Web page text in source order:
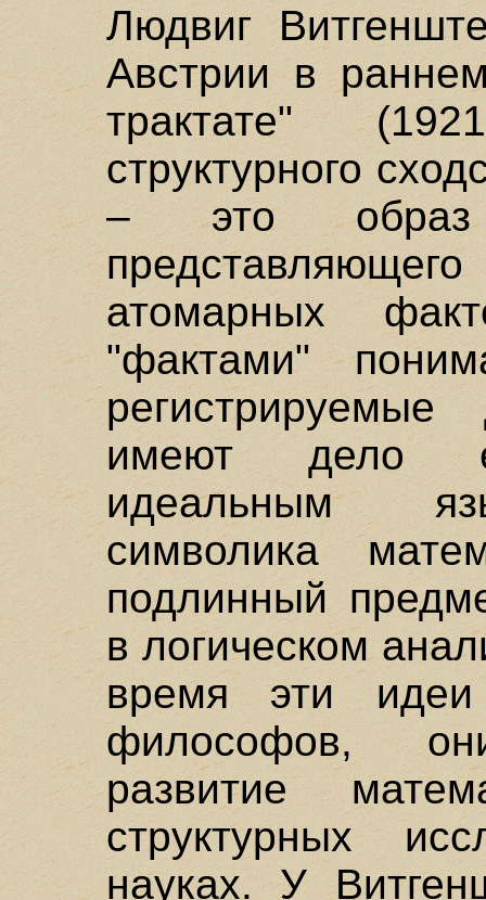
Людвиг
Австрии в
трактате"
структурного
– это образ
атомарных
"фактами"
имеют дело
идеальным
символика
подлинный
в логическом
время эти
философов,
развитие
структурных
науках. У